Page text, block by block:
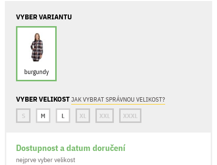
VYBER VARIANTU
burgundy
VYBER VELIKOSTJAK VYBRAT SPRÁVNOU VELIKOST?
S
M L XL XXL XXXL
Dostupnost a datum doručení
nejprve vyber velikost